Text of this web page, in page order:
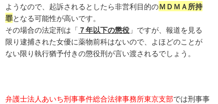
ようなので、起訴されるとしたら非営利目的のＭＤＭＡ所持
罪となる可能性が高いです。
その場合の法定刑は「 ７年以下の懲役 」ですが、報道を見る
限り逮捕された女優に薬物前科はないので、よほどのことが
ない限り執行猶予付きの懲役刑が言い渡されるでしょう。
弁護士法人あいち刑事事件総合法律事務所東京支部では刑事事